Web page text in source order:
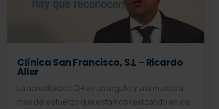
Clínica San Francisco, S.L – Ricardo
Aller
La acreditación QH es un orgullo y una muestra
más del esfuerzo que estamos realizando en los